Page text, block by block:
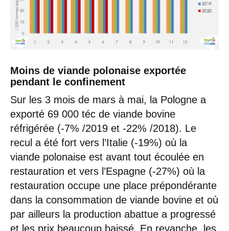
Moins de viande polonaise exportée
pendant le confinement
Sur les 3 mois de mars à mai, la Pologne a
exporté 69 000 téc de viande bovine
réfrigérée (-7% /2019 et -22% /2018). Le
recul a été fort vers l’Italie (-19%) où la
viande polonaise est avant tout écoulée en
restauration et vers l’Espagne (-27%) où la
restauration occupe une place prépondérante
dans la consommation de viande bovine et où
par ailleurs la production abattue a progressé
et les prix beaucoup baissé. En revanche, les